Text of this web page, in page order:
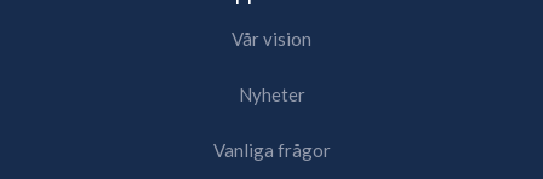
Vår vision
Nyheter
Vanliga frågor